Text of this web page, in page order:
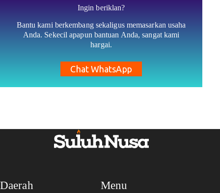
Ingin beriklan?
Bantu kami berkembang sekaligus memasarkan usaha
Anda. Sekecil apapun bantuan Anda, sangat kami
hargai.
Chat WhatsApp
Daerah Menu